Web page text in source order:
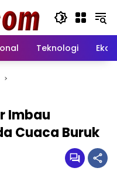
Teknologi
Imbau
Cuaca Buruk